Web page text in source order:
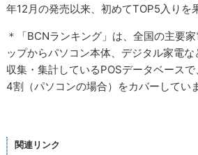
年12月の発売以来、初めてTOP5入りを
＊「BCNランキング」は、全国の主要
ップからパソコン本体、デジタル家電
収集・集計しているPOSデータベース
4割（パソコンの場合）をカバーしていま
関連リンク